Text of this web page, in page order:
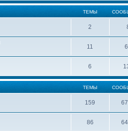
ТЕМЫ
2
11
6
ТЕМЫ
159
86